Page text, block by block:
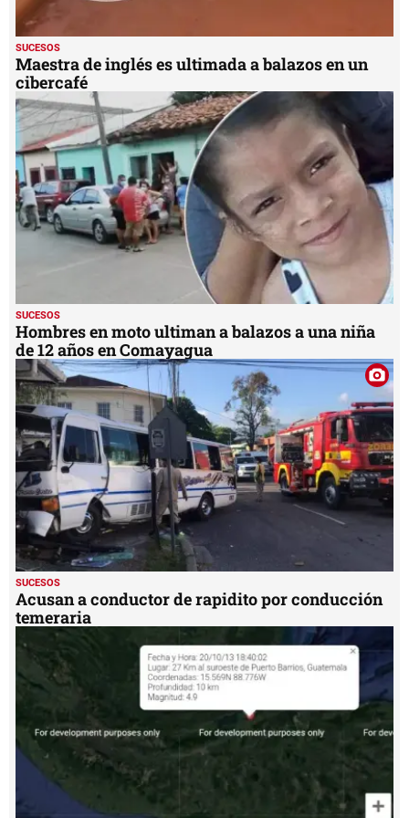
SUCESOS
Maestra de inglés es ultimada a balazos en un
cibercafé
SUCESOS
Hombres en moto ultiman a balazos a una niña
de 12 años en Comayagua
SUCESOS
Acusan a conductor de rapidito por conducción
temeraria